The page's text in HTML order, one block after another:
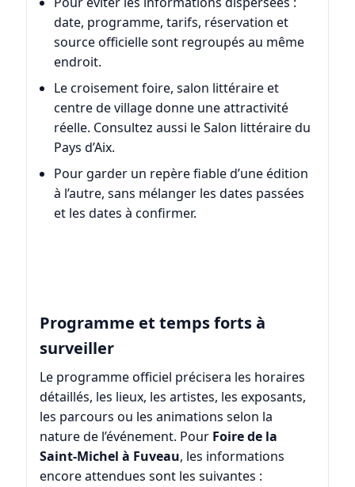
date, programme, tarifs, réservation et
source officielle sont regroupés au même
endroit.
Le croisement foire, salon littéraire et
centre de village donne une attractivité
réelle. Consultez aussi le Salon littéraire du
Pays d’Aix.
Pour garder un repère fiable d’une édition
à l’autre, sans mélanger les dates passées
et les dates à confirmer.
Programme et temps forts à
surveiller
Le programme officiel précisera les horaires
détaillés, les lieux, les artistes, les exposants,
les parcours ou les animations selon la
nature de l’événement. Pour Foire de la
Saint-Michel à Fuveau, les informations
encore attendues sont les suivantes :